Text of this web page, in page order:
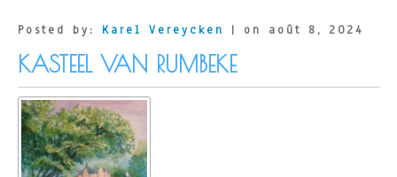
Posted by: Karel Vereycken | on août 8, 2024
KASTEEL VAN RUMBEKE